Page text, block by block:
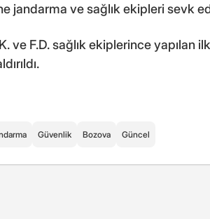
jandarma ve sağlık ekipleri sevk
ve F.D. sağlık ekiplerince yapılan
Güvenlik Bozova Güncel